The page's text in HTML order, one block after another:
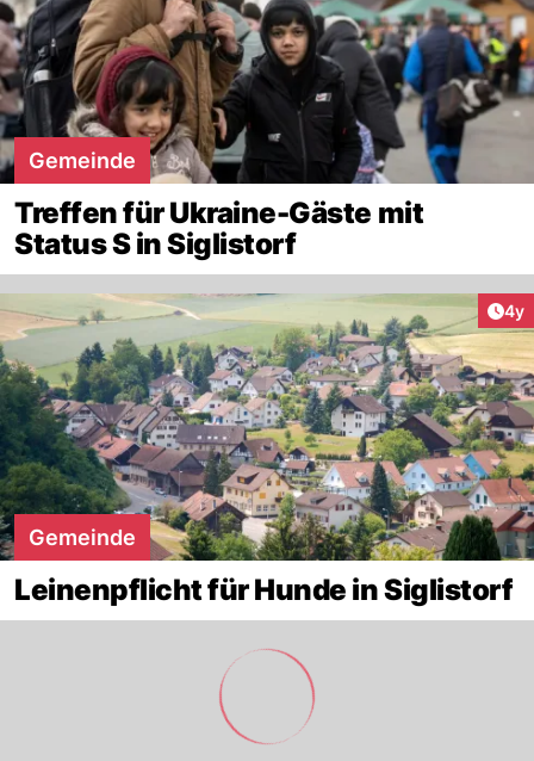
Gemeinde
Treffen für Ukraine-Gäste mit
Status S in Siglistorf
4y
Gemeinde
Leinenpflicht für Hunde in Siglistorf